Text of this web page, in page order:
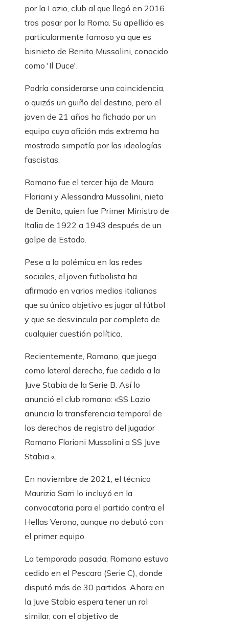
por la Lazio, club al que llegó en 2016
tras pasar por la Roma. Su apellido es
particularmente famoso ya que es
bisnieto de Benito Mussolini, conocido
como 'Il Duce'.
Podría considerarse una coincidencia,
o quizás un guiño del destino, pero el
joven de 21 años ha fichado por un
equipo cuya afición más extrema ha
mostrado simpatía por las ideologías
fascistas.
Romano fue el tercer hijo de Mauro
Floriani y Alessandra Mussolini, nieta
de Benito, quien fue Primer Ministro de
Italia de 1922 a 1943 después de un
golpe de Estado.
Pese a la polémica en las redes
sociales, el joven futbolista ha
afirmado en varios medios italianos
que su único objetivo es jugar al fútbol
y que se desvincula por completo de
cualquier cuestión política.
Recientemente, Romano, que juega
como lateral derecho, fue cedido a la
Juve Stabia de la Serie B. Así lo
anunció el club romano: «SS Lazio
anuncia la transferencia temporal de
los derechos de registro del jugador
Romano Floriani Mussolini a SS Juve
Stabia «.
En noviembre de 2021, el técnico
Maurizio Sarri lo incluyó en la
convocatoria para el partido contra el
Hellas Verona, aunque no debutó con
el primer equipo.
La temporada pasada, Romano estuvo
cedido en el Pescara (Serie C), donde
disputó más de 30 partidos. Ahora en
la Juve Stabia espera tener un rol
similar, con el objetivo de